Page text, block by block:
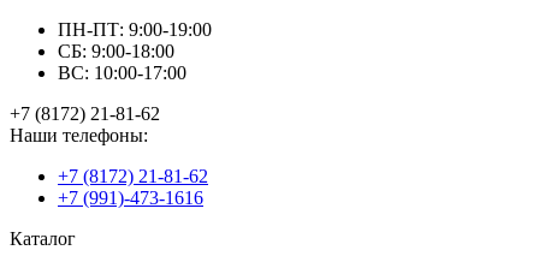
ПН-ПТ: 9:00-19:00
СБ: 9:00-18:00
ВС: 10:00-17:00
+7 (8172) 21-81-62
Наши телефоны:
+7 (8172) 21-81-62
+7 (991)-473-1616
Каталог